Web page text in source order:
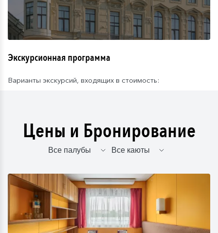
Экскурсионная программа
Варианты экскурсий, входящих в стоимость:
Цены и Бронирование